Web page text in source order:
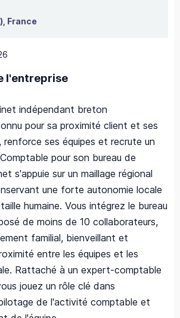
France
l'entreprise
indépendant breton
pour sa proximité client et ses
renforce ses équipes et recrute un
pour son bureau de
s'appuie sur un maillage régional
une forte autonomie locale
humaine. Vous intégrez le bureau
de moins de 10 collaborateurs,
familial, bienveillant et
entre les équipes et les
Rattaché à un expert-comptable
jouez un rôle clé dans
de l'activité comptable et